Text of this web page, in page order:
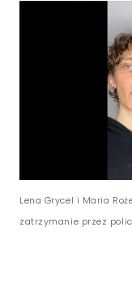
Lena Grycel i Maria
zatrzymanie przez